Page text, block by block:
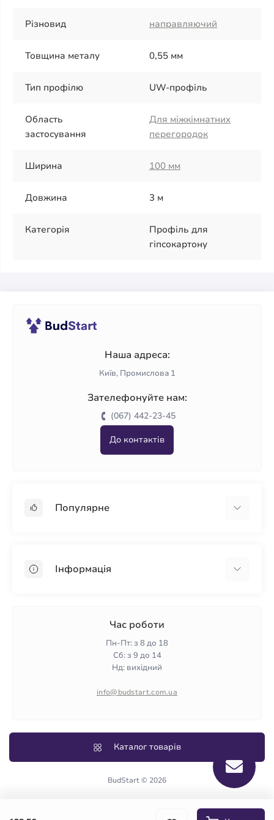
Різновид направляючий
Товщина металу 0,55 мм
Тип профілю UW-профіль
Область
застосування
Для міжкімнатних
перегородок
Ширина 100 мм
Довжина 3 м
Категорія
Профіль для
гіпсокартону
Наша адреса:
Київ, Промислова 1
Зателефонуйте нам:
(067) 442-23-45
До контактів
Популярне
ПінопластІнформація
Гарантія та повернення
Політика конфіденційності
Час роботи
Пн-Пт: з 8 до 18
Сб: з 9 до 14
Нд: вихідний
info@budstart.com.ua
Каталог товарів
BudStart © 2026